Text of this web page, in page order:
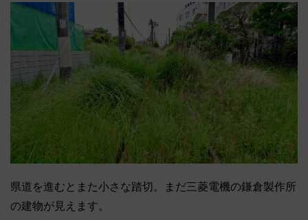
県道を進むとまた小さな踏切。まだ三菱電機の鎌倉製作所
の建物が見えます。